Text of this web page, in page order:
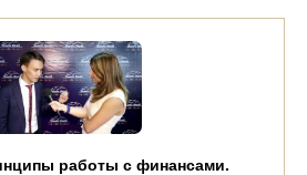
работы с финансами.